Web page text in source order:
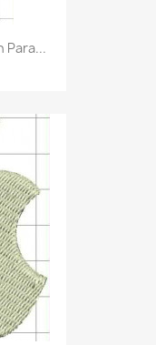
Para...